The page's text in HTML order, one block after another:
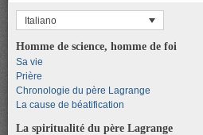
Italiano
Homme de science, homme de foi
Sa vie
Prière
Chronologie du père Lagrange
La cause de béatification
La spiritualité du père Lagrange